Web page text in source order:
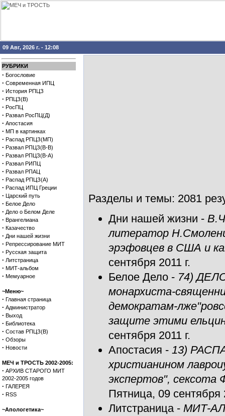
09 Авг, 2026 г. - 12:08
РУБРИКИ
· Богословие
· Современная ИПЦ
· История РПЦЗ
· РПЦЗ(В)
· РосПЦ
· Развал РосПЦ(Д)
· Апостасия
· МП в картинках
· Распад РПЦЗ(МП)
· Развал РПЦЗ(В-В)
· Развал РПЦЗ(В-А)
· Развал РИПЦ
· Развал РПАЦ
· Распад РПЦЗ(А)
· Распад ИПЦ Греции
· Царский путь
· Белое Дело
· Дело о Белом Деле
· Врангелиана
· Казачество
· Дни нашей жизни
· Репрессирование МИТ
· Русская защита
· Литстраница
· МИТ-альбом
· Мемуарное
~Меню~
· Главная страница
· Администратор
· Выход
· Библиотека
· Состав РПЦЗ(В)
· Обзоры
· Новости
МЕЧ и ТРОСТЬ 2002-2005:
· АРХИВ СТАРОГО МИТ
2002-2005 годов
· ГАЛЕРЕЯ
· RSS
~Апологетика~
Разделы и темы: 2081
Дни нашей жизни -
литератор
эрэфовцев в США и
сентября 2011 г.
Белое Дело - 74)
монархиста-
демократам-
защите этими
сентября 2011 г.
Апостасия - 13)
христианином
экспертов",
Пятница, 09 сентября
Литстраница- МИТ-